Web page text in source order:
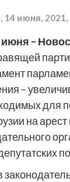
июня, 2021,
июня –
–
для
на